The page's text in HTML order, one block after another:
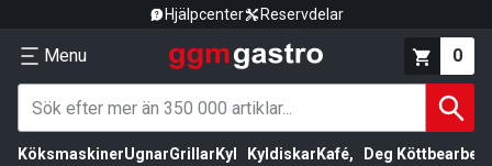
Hjälpcenter Reservdelar
Menu 0
KöksmaskinerUgnarGrillar Kyl
Kyldiskar Kafé,
Deg